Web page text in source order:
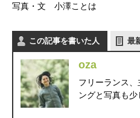
写真・文 小澤ことは
この記事を書いた人 最
oza
フリーランス
ングと写真も少